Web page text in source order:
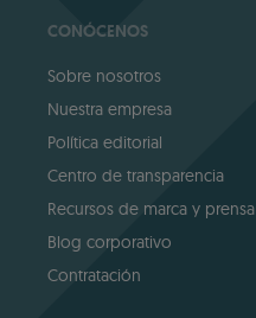
CONÓCENOS
Sobre nosotros
Nuestra empresa
Política editorial
Centro de transparencia
Recursos de marca y prensa
Blog corporativo
Contratación